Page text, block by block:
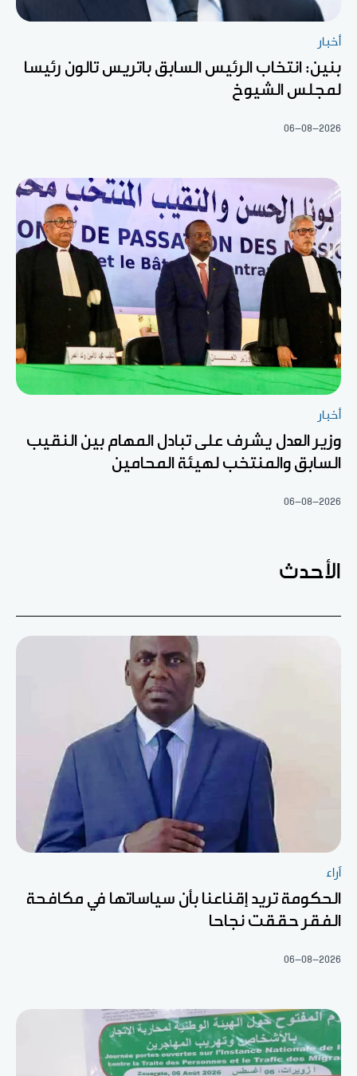
أخبار
بنين: انتخاب الرئيس السابق باتريس تالون رئيسا
لمجلس الشيوخ
06-08-2026
أخبار
وزير العدل يشرف على تبادل المهام بين النقيب
السابق والمنتخب لهيئة المحامين
06-08-2026
الأحدث
آراء
الحكومة تريد إقناعنا بأن سياساتها في مكافحة
الفقر حققت نجاحا
06-08-2026